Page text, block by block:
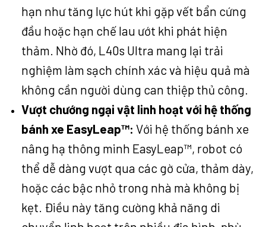
hạn như tăng lực hút khi gặp vết bẩn cứng
đầu hoặc hạn chế lau ướt khi phát hiện
thảm. Nhờ đó, L40s Ultra mang lại trải
nghiệm làm sạch chính xác và hiệu quả mà
không cần người dùng can thiệp thủ công.
Vượt chướng ngại vật linh hoạt với hệ thống
bánh xe EasyLeap™: Với hệ thống bánh xe
nâng hạ thông minh EasyLeap™, robot có
thể dễ dàng vượt qua các gờ cửa, thảm dày,
hoặc các bậc nhỏ trong nhà mà không bị
kẹt. Điều này tăng cường khả năng di